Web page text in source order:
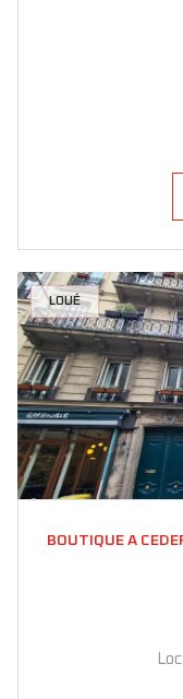
LOUÉ
BOUTIQUE A